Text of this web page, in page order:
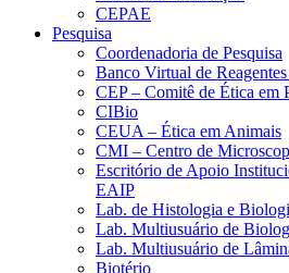
CEPAE
Pesquisa
Coordenadoria de Pesquisa
Banco Virtual de
CEP – Comitê de Ética em
CIBio
CEUA – Ética em Animais
CMI – Centro de
Escritório de Apoio
EAIP
Lab. de Histologia e
Lab. Multiusuário de
Lab. Multiusuário de
Biotério